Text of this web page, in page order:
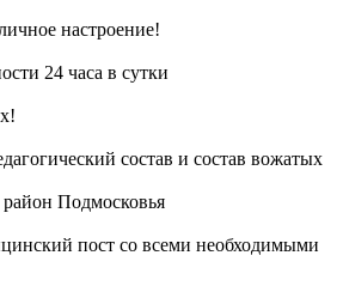
настроение!
24 часа в сутки
состав и состав вожатых
Подмосковья
пост со всеми необходимыми